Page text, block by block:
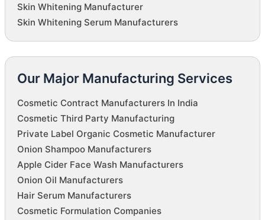
Skin Whitening Manufacturer
Skin Whitening Serum Manufacturers
Our Major Manufacturing Services
Cosmetic Contract Manufacturers In India
Cosmetic Third Party Manufacturing
Private Label Organic Cosmetic Manufacturer
Onion Shampoo Manufacturers
Apple Cider Face Wash Manufacturers
Onion Oil Manufacturers
Hair Serum Manufacturers
Cosmetic Formulation Companies